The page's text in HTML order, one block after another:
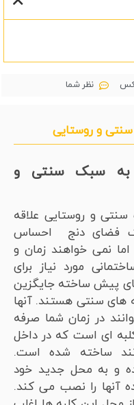
و روستایی
به سبک سنتی و
و روستایی علاقه
فضای دنج احساس
نمی خواهند زمان و
مورد نیاز برای
پیش ساخته جایگزین
های سنتی هستند. آنها
در زمان شما صرفه
ای است که در داخل
ساخته شده است.
و به محل جدید خود
آنها را نصب می کند.
نظر شما